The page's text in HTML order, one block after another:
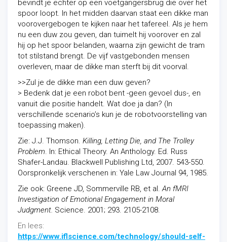
bevindt je echter op een voetgangersbrug die over het
spoor loopt. In het midden daarvan staat een dikke man
voorovergebogen te kijken naar het tafereel. Als je hem
nu een duw zou geven, dan tuimelt hij voorover en zal
hij op het spoor belanden, waarna zijn gewicht de tram
tot stilstand brengt. De vijf vastgebonden mensen
overleven, maar de dikke man sterft bij dit voorval.
>>Zul je de dikke man een duw geven?
> Bedenk dat je een robot bent -geen gevoel dus-, en
vanuit die positie handelt. Wat doe ja dan? (In
verschillende scenario’s kun je de robotvoorstelling van
toepassing maken).
Zie: J.J. Thomson. Killing, Letting Die, and The Trolley
Problem. In: Ethical Theory. An Anthology. Ed. Russ
Shafer-Landau. Blackwell Publishing Ltd, 2007. 543-550.
Oorspronkelijk verschenen in: Yale Law Journal 94, 1985.
Zie ook: Greene JD, Sommerville RB, et al.An fMRI
Investigation of Emotional Engagement in Moral
Judgment. Science. 2001; 293. 2105-2108.
En lees:
https://www.iflscience.com/technology/should-self-